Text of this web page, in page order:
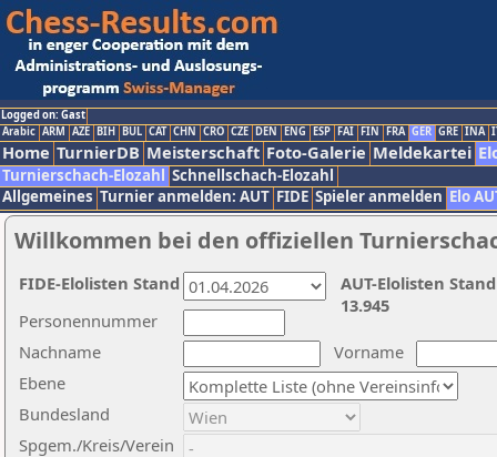
Logged on: Gast
Arabic ARM AZE BIH BUL CAT CHN CRO CZE DEN ENG ESP FAI FIN FRA GER GRE INA
Home TurnierDB Meisterschaft Foto-Galerie Meldekartei
Turnierschach-Elozahl Schnellschach-Elozahl
Allgemeines Turnier anmelden: AUT FIDE Spieler anmelden Elo
Willkommen bei den offiziellen
Nachname
Vorname
Ebene
Personennummer
Bundesland
Spgem./Kreis/Verein
AUT-Elolisten
13.945
FIDE-Elolisten Stand